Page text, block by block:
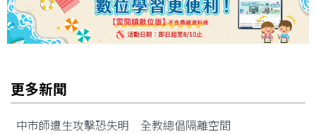
更多新聞
中市師遭生攻擊恐失明 全教總倡隔離空間